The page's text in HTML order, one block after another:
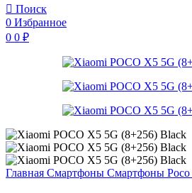
Поиск
0 Избранное
0 0 ₽
Главная Смартфоны Смартфоны Poco